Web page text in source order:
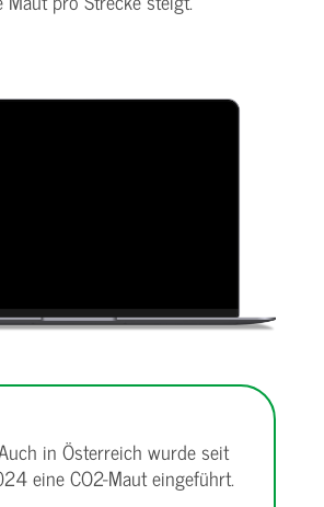
in Österreich wurde seit
eine CO2-Maut eingeführt.